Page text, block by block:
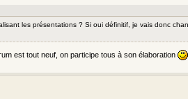
les présentations ? Si oui définitif, je vais donc
est tout neuf, on participe tous à son élaboration